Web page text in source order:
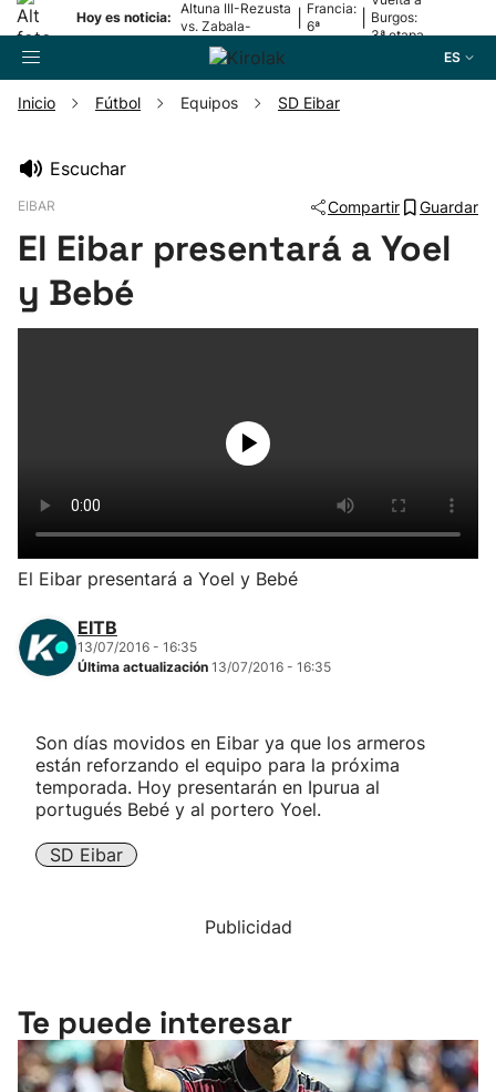
Hoy es noticia:
Altuna III-Rezusta
vs. Zabala-
Zabaleta
Francia:
6ª
Burgos:
3ª etapa
ES
Pelota
Herri-kirolak
Balonmano
Kirolak 360
Carreras de montaña
Inicio Fútbol Equipos SD Eibar
Escuchar
EIBAR Compartir Guardar
El Eibar presentará a Yoel
y Bebé
El Eibar presentará a Yoel y Bebé
EITB
13/07/2016 - 16:35
Última actualización 13/07/2016 - 16:35
Son días movidos en Eibar ya que los armeros
están reforzando el equipo para la próxima
temporada. Hoy presentarán en Ipurua al
portugués Bebé y al portero Yoel.
SD Eibar
Publicidad
Te puede interesar